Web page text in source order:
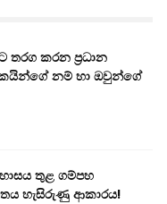
තරග කරන ප්‍රධාන
නම් හා ඔවුන්ගේ
තුළ ගම්පහ
හැසිරුණු ආකාරය!